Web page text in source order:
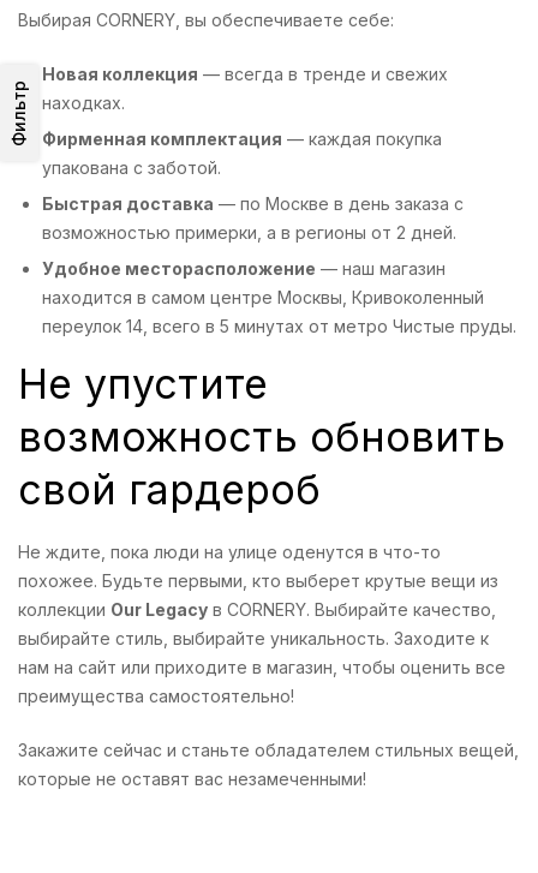
Фильтр
Выбирая CORNERY, вы обеспечиваете себе:
Новая коллекция — всегда в тренде и свежих
находках.
Фирменная комплектация — каждая покупка
упакована с заботой.
Быстрая доставка — по Москве в день заказа с
возможностью примерки, а в регионы от 2 дней.
Удобное месторасположение — наш магазин
находится в самом центре Москвы, Кривоколенный
переулок 14, всего в 5 минутах от метро Чистые пруды.
Не упустите
возможность обновить
свой гардероб
Не ждите, пока люди на улице оденутся в что-то
похожее. Будьте первыми, кто выберет крутые вещи из
коллекции Our Legacy в CORNERY. Выбирайте качество,
выбирайте стиль, выбирайте уникальность. Заходите к
нам на сайт или приходите в магазин, чтобы оценить все
преимущества самостоятельно!
Закажите сейчас и станьте обладателем стильных вещей,
которые не оставят вас незамеченными!